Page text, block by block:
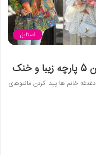
استایل
خانم ها پیدا کردن مانتوهای